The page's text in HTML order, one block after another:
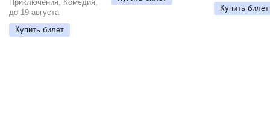
Приключения, Комедия,
до 19 августа
Купить билет
Купить билет